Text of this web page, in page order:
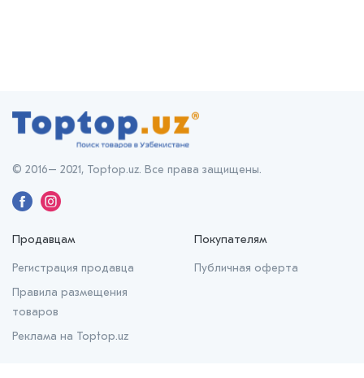
Продавцам
Регистрация продавца
Правила размещения
товаров
Реклама на Toptop.uz
Покупателям
Публичная оферта
© 2016– 2021, Toptop.uz. Все права защищены.